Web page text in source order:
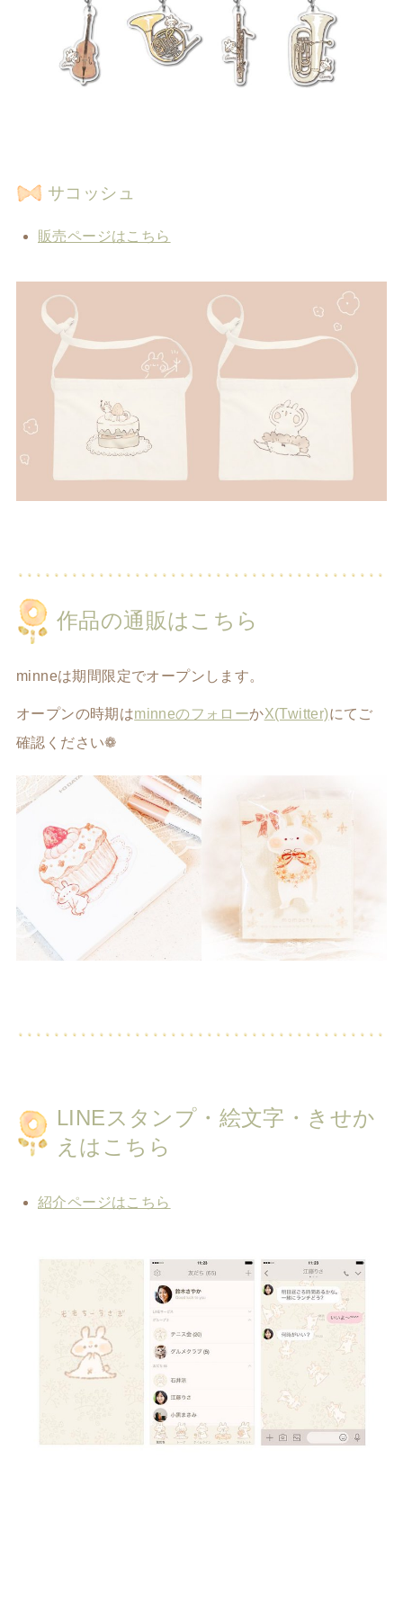
サコッシュ
販売ページはこちら
作品の通販はこちら
minneは期間限定でオープンします。
オープンの時期はminneのフォローかX(Twitter)にてご
確認ください❁
LINEスタンプ・絵文字・きせか
えはこちら
紹介ページはこちら